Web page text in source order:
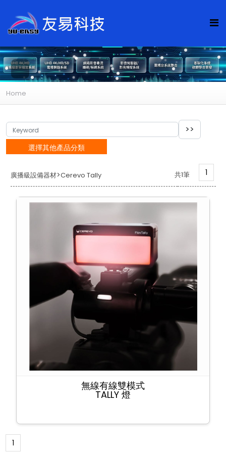
Home
選擇其他產品分類
廣播級設備器材>Cerevo Tally 共1筆 1
無線有線雙模式
TALLY 燈
1